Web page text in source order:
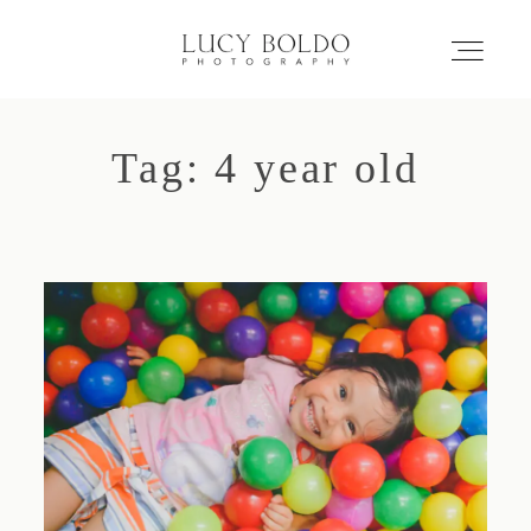
Inicio
Eventos
Retratos
Comercial
Tag: 4 year old